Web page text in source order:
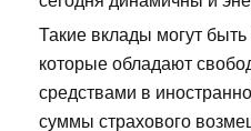
Такие вклады могут
которые обладают
средствами в
суммы страхового